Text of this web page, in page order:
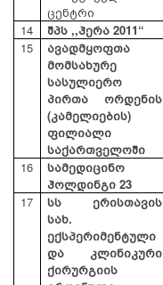
ცენტრი
14 შპს ,,ჰერა 2011“
15
ავადმყოფთა
მომსახურე
სასულიერო
პირთა ორდენის
(კამელიების)
ფილიალი
საქართველოში
16
სამედიცინო
ჰოლდინგი 23
17
სს ერისთავის
სახ.
ექსპერიმენტული
და კლინიკური
ქირურგიის